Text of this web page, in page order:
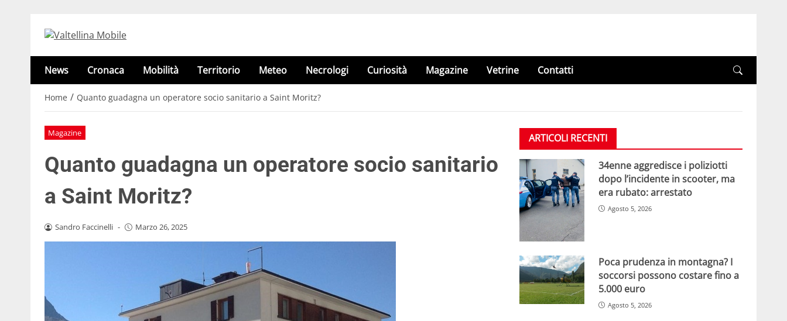
News Cronaca Mobilità Territorio Meteo Necrologi Curiosità Magazine Vetrine Contatti
Home / Quanto guadagna un operatore socio sanitario a Saint Moritz?
Magazine
Quanto guadagna un operatore socio sanitario
a Saint Moritz?
Sandro Faccinelli - Marzo 26, 2025
ARTICOLI RECENTI
34enne aggredisce i poliziotti
dopo l’incidente in scooter, ma
era rubato: arrestato
Agosto 5, 2026
Poca prudenza in montagna? I
soccorsi possono costare fino a
5.000 euro
Agosto 5, 2026